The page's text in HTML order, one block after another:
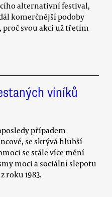
alternativní festival,
komerčnější podoby
svou akci už třetím
viníků
případem
se skrývá hlubší
se stále více mění
moci a sociální slepotu
roku 1983.